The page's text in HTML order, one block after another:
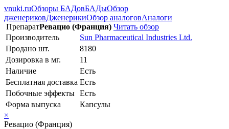
vnuki.ruОбзоры БАДовБАДыОбзор
дженериковДженерикиОбзор аналоговАналоги
ПрепаратРевацио (Франция) Читать обзор
Производитель
Sun Pharmaceutical Industries Ltd.
Продано шт.
8180
Дозировка в мг.
11
Наличие
Есть
Бесплатная доставка Есть
Побочные эффекты Есть
Форма выпуска
Капсулы
×
Ревацио (Франция)